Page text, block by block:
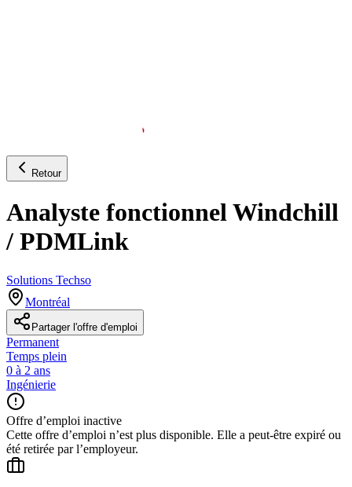
Retour
Analyste fonctionnel Windchill
/ PDMLink
Solutions Techso
Montréal
Partager l'offre d'emploi
Permanent
Temps plein
0 à 2 ans
Ingénierie
Offre d’emploi inactive
Cette offre d’emploi n’est plus disponible. Elle a peut-être expiré ou
été retirée par l’employeur.